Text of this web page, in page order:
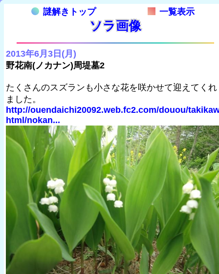
謎解きトップ 一覧表示
ソラ画像
2013年6月3日(月)
野花南(ノカナン)周堤墓2
たくさんのスズランも小さな花を咲かせて迎えてくれ
ました。
http://ouendaichi20092.web.fc2.com/douou/
html/nokan...